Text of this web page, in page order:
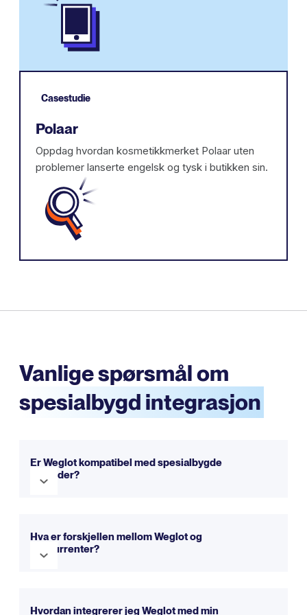
Casestudie
Polaar
Oppdag hvordan kosmetikkmerket Polaar uten
problemer lanserte engelsk og tysk i butikken sin.
Vanlige spørsmål om
spesialbygd integrasjon
Er Weglot kompatibel med spesialbygde
nettsider?
på bare noen få minutter. Du kan prøve det ut gratis med
prøveversjonen vår.
Hva er forskjellen mellom Weglot og
konkurrenter?
Hvordan integrerer jeg Weglot med min